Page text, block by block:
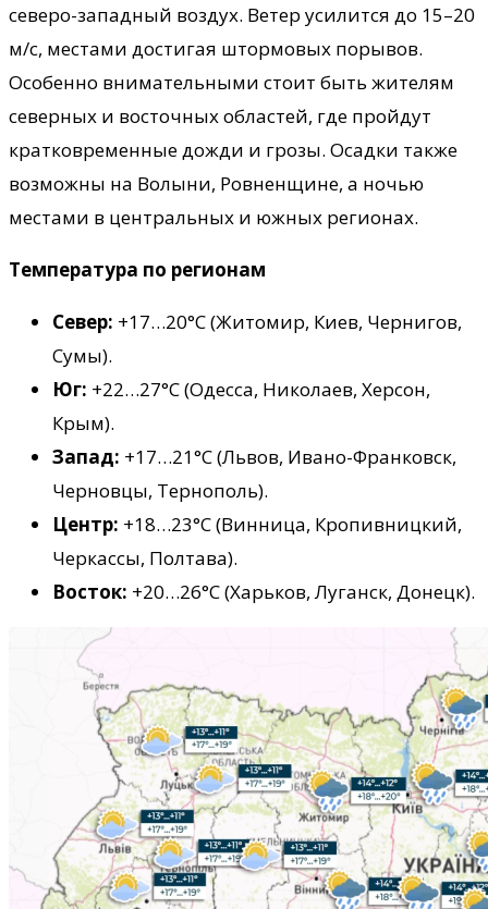
северо-западный воздух. Ветер усилится до 15–20
м/с, местами достигая штормовых порывов.
Особенно внимательными стоит быть жителям
северных и восточных областей, где пройдут
кратковременные дожди и грозы. Осадки также
возможны на Волыни, Ровненщине, а ночью
местами в центральных и южных регионах.
Температура по регионам
Север: +17…20°C (Житомир, Киев, Чернигов,
Сумы).
Юг: +22…27°C (Одесса, Николаев, Херсон,
Крым).
Запад: +17…21°C (Львов, Ивано-Франковск,
Черновцы, Тернополь).
Центр: +18…23°C (Винница, Кропивницкий,
Черкассы, Полтава).
Восток: +20…26°C (Харьков, Луганск, Донецк).